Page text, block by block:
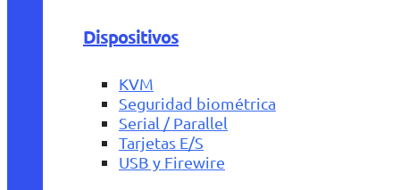
Dispositivos
KVM
Seguridad biométrica
Serial / Parallel
Tarjetas E/S
USB y Firewire